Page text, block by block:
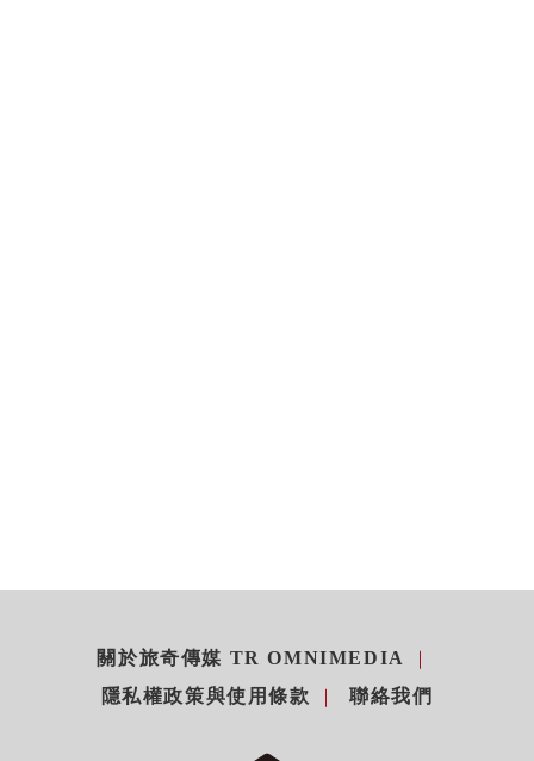
關於旅奇傳媒 TR OMNIMEDIA
隱私權政策與使用條款
聯絡我們